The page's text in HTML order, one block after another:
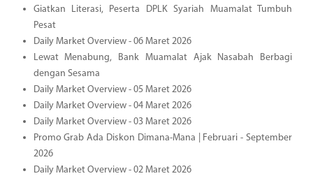
Giatkan Literasi, Peserta DPLK Syariah Muamalat Tumbuh
Pesat
Daily Market Overview - 06 Maret 2026
Lewat Menabung, Bank Muamalat Ajak Nasabah Berbagi
dengan Sesama
Daily Market Overview - 05 Maret 2026
Daily Market Overview - 04 Maret 2026
Daily Market Overview - 03 Maret 2026
Promo Grab Ada Diskon Dimana-Mana | Februari - September
2026
Daily Market Overview - 02 Maret 2026